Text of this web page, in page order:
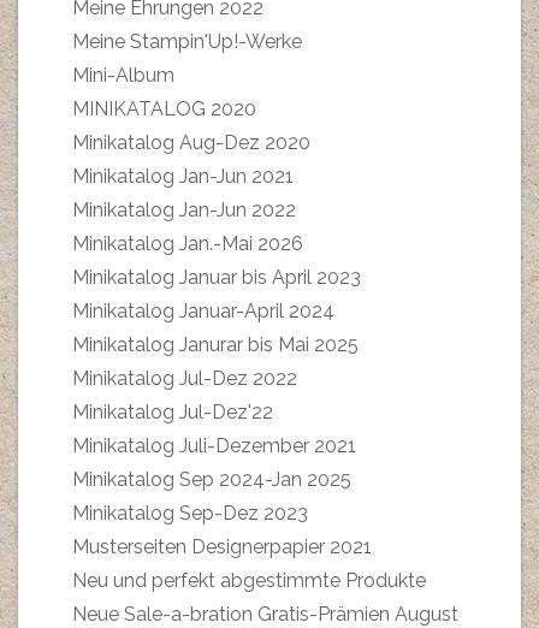
Meine Ehrungen 2022
Meine Stampin'Up!-Werke
Mini-Album
MINIKATALOG 2020
Minikatalog Aug-Dez 2020
Minikatalog Jan-Jun 2021
Minikatalog Jan-Jun 2022
Minikatalog Jan.-Mai 2026
Minikatalog Januar bis April 2023
Minikatalog Januar-April 2024
Minikatalog Janurar bis Mai 2025
Minikatalog Jul-Dez 2022
Minikatalog Jul-Dez'22
Minikatalog Juli-Dezember 2021
Minikatalog Sep 2024-Jan 2025
Minikatalog Sep-Dez 2023
Musterseiten Designerpapier 2021
Neu und perfekt abgestimmte Produkte
Neue Sale-a-bration Gratis-Prämien August